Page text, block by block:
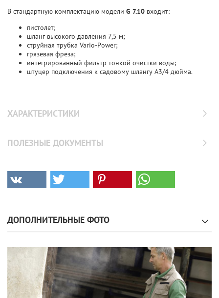
В стандартную комплектацию модели G 7.10 входит:
пистолет;
шланг высокого давления 7,5 м;
струйная трубка Vario-Power;
грязевая фреза;
интегрированный фильтр тонкой очистки воды;
штуцер подключения к садовому шлангу А3/4 дюйма.
ХАРАКТЕРИСТИКИ
ПОЛЕЗНЫЕ ДОКУМЕНТЫ
ДОПОЛНИТЕЛЬНЫЕ ФОТО